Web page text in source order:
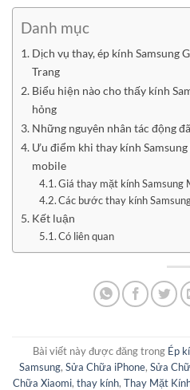
Danh mục
Dịch vụ thay, ép kính Samsung
Trang
Biểu hiện nào cho thấy kính
hỏng
Những nguyên nhân tác động
Ưu điểm khi thay kính
mobile
Giá thay mặt kính Samsung
Các bước thay kính
Kết luận
Có liên quan
Bài viết này được đăng trong Ép
Samsung, Sửa Chữa iPhone, Sửa
Chữa Xiaomi, thay kính, Thay Mặt